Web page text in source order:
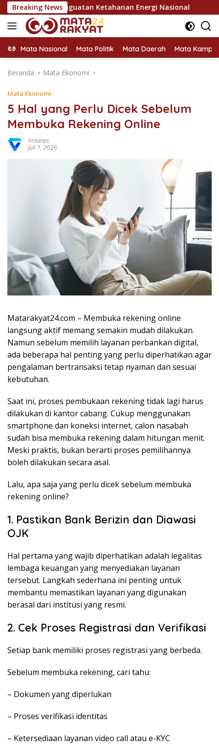
Langsung
ke
konten
Breaking News
Penguatan Ketahanan Energi Nasional KPU Dorong
Mata Nasional Mata Politik Mata Daerah Mata
Beranda Mata Ekonomi
Mata Ekonomi
5 Hal yang Perlu Dicek Sebelum
Membuka Rekening Online
Vritimes
Juli 1, 2026
Matarakyat24.com – Membuka rekening online
langsung aktif memang semakin mudah dilakukan.
Namun sebelum memilih layanan perbankan digital,
ada beberapa hal penting yang perlu diperhatikan agar
pengalaman bertransaksi tetap nyaman dan sesuai
kebutuhan.
Saat ini, proses pembukaan rekening tidak lagi harus
dilakukan di kantor cabang. Cukup menggunakan
smartphone dan koneksi internet, calon nasabah
sudah bisa membuka rekening dalam hitungan menit.
Meski praktis, bukan berarti proses pemilihannya
boleh dilakukan secara asal.
Lalu, apa saja yang perlu dicek sebelum membuka
rekening online?
1. Pastikan Bank Berizin dan Diawasi
OJK
Hal pertama yang wajib diperhatikan adalah legalitas
lembaga keuangan yang menyediakan layanan
tersebut. Langkah sederhana ini penting untuk
membantu memastikan layanan yang digunakan
berasal dari institusi yang resmi.
2. Cek Proses Registrasi dan Verifikasi
Setiap bank memiliki proses registrasi yang berbeda.
Sebelum membuka rekening, cari tahu:
– Dokumen yang diperlukan
– Proses verifikasi identitas
– Ketersediaan layanan video call atau e-KYC